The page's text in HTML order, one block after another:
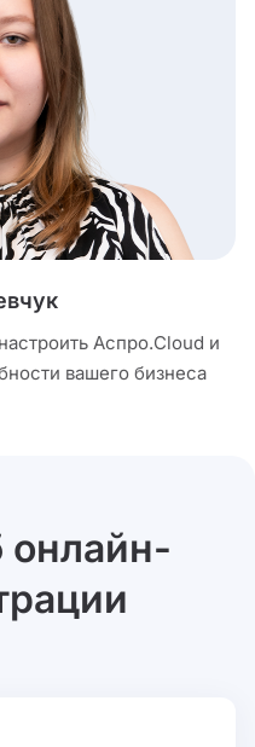
Аспро.Cloud и
вашего бизнеса
онлайн-